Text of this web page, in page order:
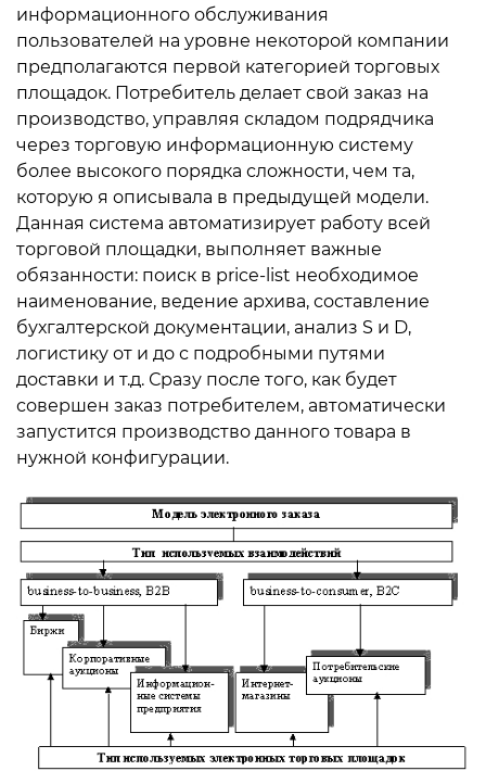
информационного обслуживания
пользователей на уровне некоторой компании
предполагаются первой категорией торговых
площадок. Потребитель делает свой заказ на
производство, управляя складом подрядчика
через торговую информационную систему
более высокого порядка сложности, чем та,
которую я описывала в предыдущей модели.
Данная система автоматизирует работу всей
торговой площадки, выполняет важные
обязанности: поиск в price-list необходимое
наименование, ведение архива, составление
бухгалтерской документации, анализ S и D,
логистику от и до с подробными путями
доставки и т.д. Сразу после того, как будет
совершен заказ потребителем, автоматически
запустится производство данного товара в
нужной конфигурации.